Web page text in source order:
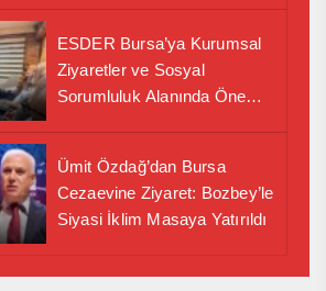
ESDER Bursa’ya Kurumsal
Ziyaretler ve Sosyal
Sorumluluk Alanında Önemli
Ümit Özdağ’dan Bursa
Cezaevine Ziyaret: Bozbey’le
Siyasi İklim Masaya Yatırıldı